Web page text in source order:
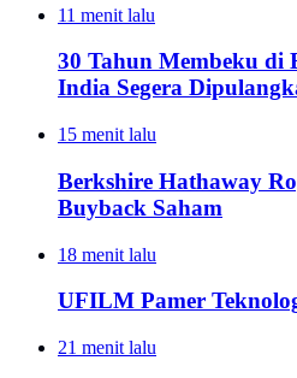
11 menit lalu
30 Tahun Membeku di
India Segera
15 menit lalu
Berkshire Hathaway
Buyback Saham
18 menit lalu
UFILM Pamer
21 menit lalu